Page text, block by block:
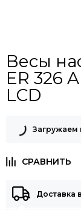
Весы
ER 326
LCD
Загружаем
Доставка в